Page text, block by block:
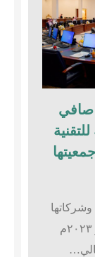
١٤٦٪؜ في صافي
٢٠٢٢ في جمعيتها
التابعة يوم الأربعاء ١٣سبتمبر ٢٠٢٣م